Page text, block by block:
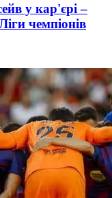
у кар'єрі –
чемпіонів